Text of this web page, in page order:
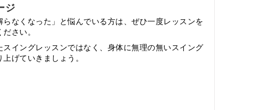
ジ
らなくなった」と悩んでいる方は、ぜひ一度レッスンを
さい。
スイングレッスンではなく、身体に無理の無いスイング
げていきましょう。